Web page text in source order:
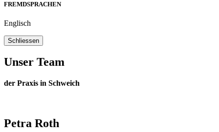
FREMDSPRACHEN
Englisch
Schliessen
Unser Team
der Praxis in Schweich
Petra Roth